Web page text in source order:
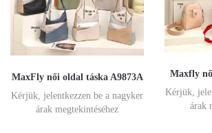
MaxFly női oldal táska A9873A
Kérjük, jelentkezzen be a nagyker
árak megtekintéséhez
Maxfly
Kérjük,
árak